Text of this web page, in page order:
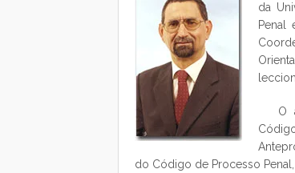
da
Penal
O
do Código de Processo